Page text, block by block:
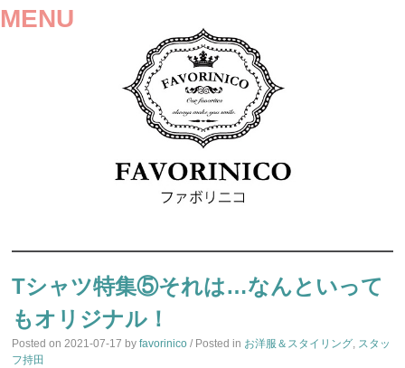
MENU
TO
Tシャツ特集⑤それは…なんといって
もオリジナル！
Posted on2021-07-17 byfavorinico / Posted in お洋服＆スタイリング, スタッ
フ持田